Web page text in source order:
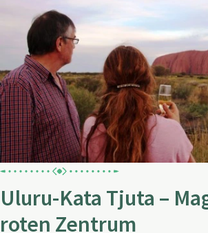
Uluru-Kata Tjuta –
roten Zentrum